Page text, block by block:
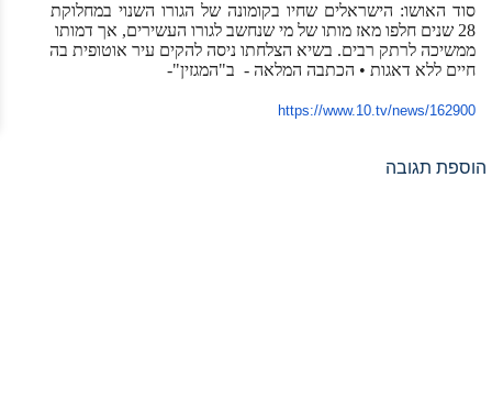
סוד האושו: הישראלים שחיו בקומונה של הגורו השנוי במחלוקת
28 שנים חלפו מאז מותו של מי שנחשב לגורו העשירים, אך דמותו
ממשיכה לרתק רבים. בשיא הצלחתו ניסה להקים עיר אוטופית בה
חיים ללא דאגות • הכתבה המלאה - ב"המגזין"-
https://www.10.tv/news/162900
הוספת תגובה